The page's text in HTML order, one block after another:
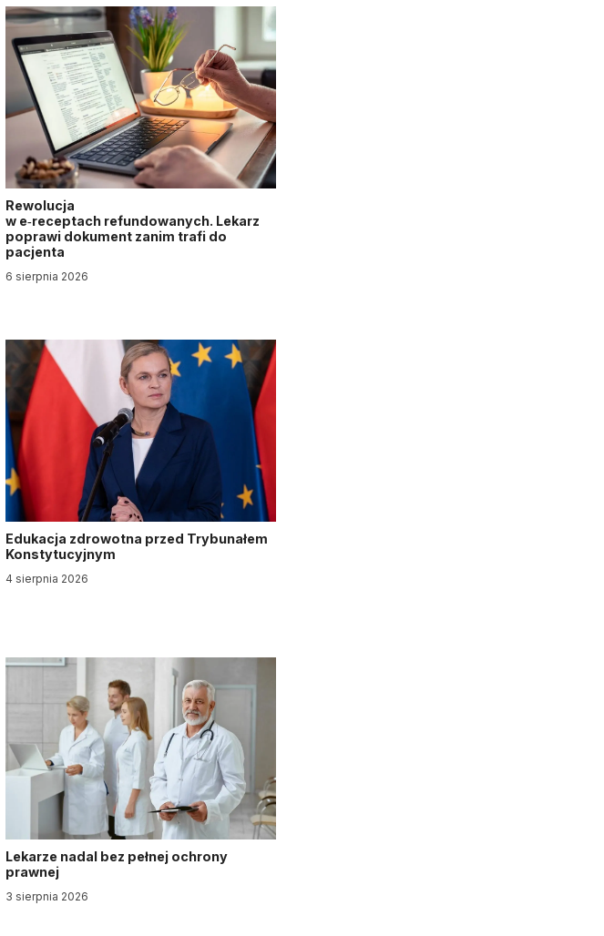
Rewolucja
w e‑receptach refundowanych. Lekarz
poprawi dokument zanim trafi do
pacjenta
6 sierpnia 2026
Edukacja zdrowotna przed Trybunałem
Konstytucyjnym
4 sierpnia 2026
Lekarze nadal bez pełnej ochrony
prawnej
3 sierpnia 2026